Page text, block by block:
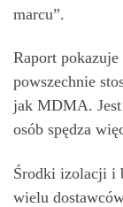
marcu”.
Raport
powszechnie
jak MDMA. Jest
osób spędza
Środki izolacji i
wielu